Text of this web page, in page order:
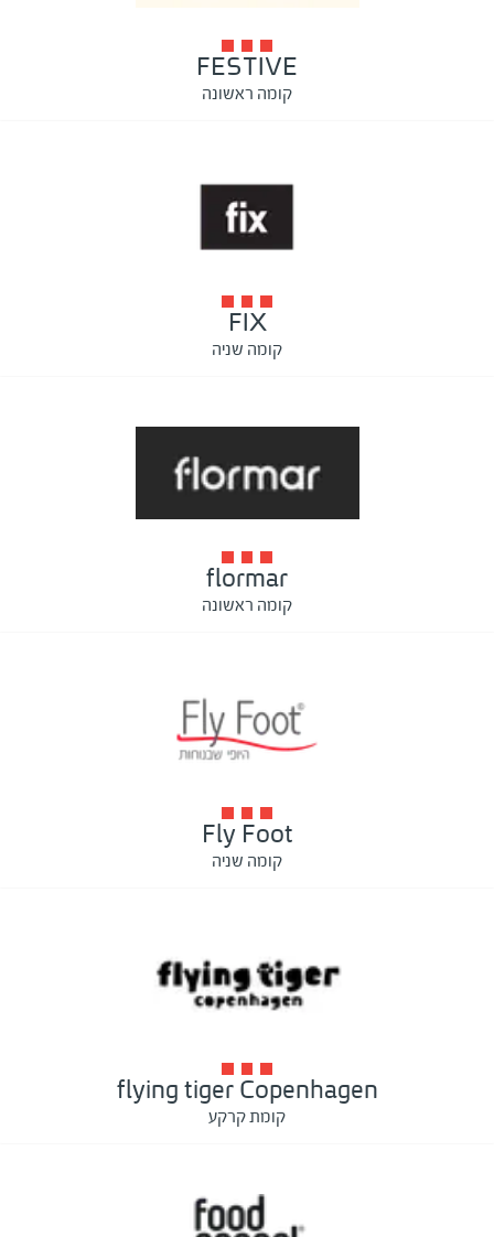
FESTIVE
קומה ראשונה
FIX
קומה שניה
flormar
קומה ראשונה
Fly Foot
קומה שניה
flying tiger Copenhagen
קומת קרקע